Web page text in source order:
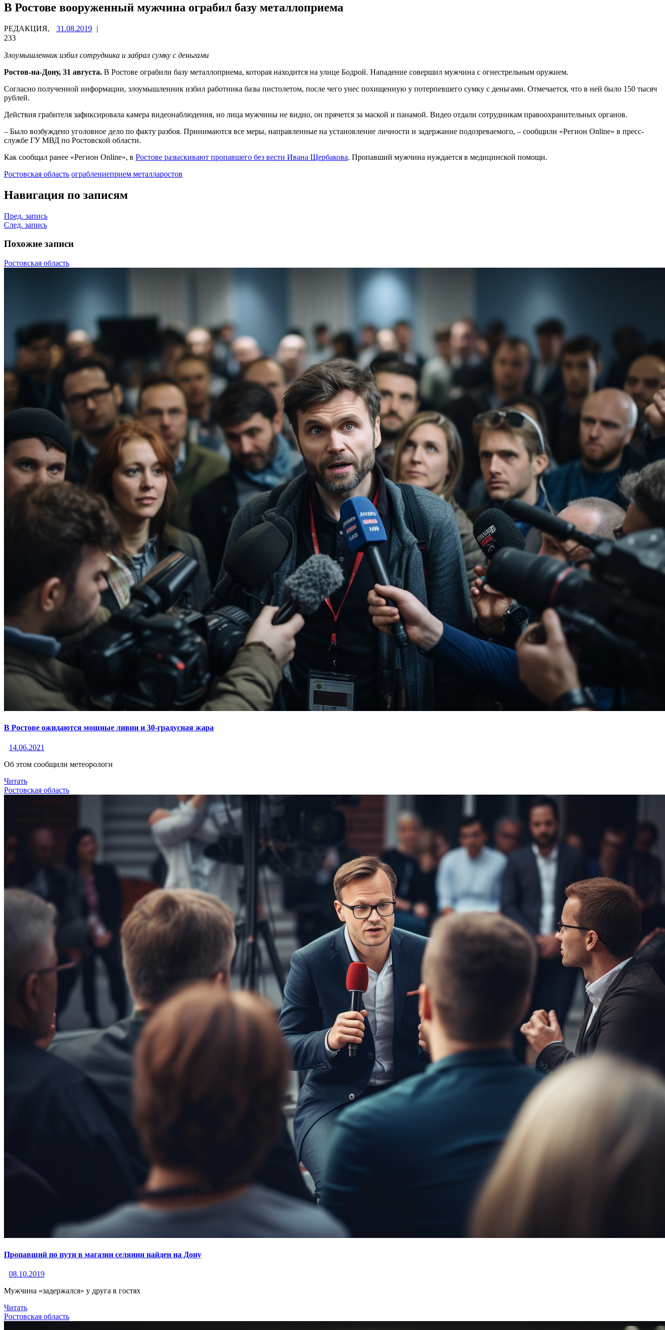
В Ростове вооруженный мужчина ограбил базу металлоприема
РЕДАКЦИЯ, 31.08.2019 |
233
Злоумышленник избил сотрудника и забрал сумку с деньгами
Ростов-на-Дону, 31 августа. В Ростове ограбили базу металлоприема, которая находится на улице Бодрой. Нападение совершил мужчина с огнестрельным оружием.
Согласно полученной информации, злоумышленник избил работника базы пистолетом, после чего унес похищенную у потерпевшего сумку с деньгами. Отмечается, что в ней было 150 тысяч
рублей.
Действия грабителя зафиксировала камера видеонаблюдения, но лица мужчины не видно, он прячется за маской и панамой. Видео отдали сотрудникам правоохранительных органов.
– Было возбуждено уголовное дело по факту разбоя. Принимаются все меры, направленные на установление личности и задержание подозреваемого, – сообщили «Регион Online» в пресс-
службе ГУ МВД по Ростовской области.
Как сообщал ранее «Регион Online», в Ростове разыскивают пропавшего без вести Ивана Щербакова. Пропавший мужчина нуждается в медицинской помощи.
Ростовская область ограблениеприем металларостов
Навигация по записям
Пред. запись
След. запись
Похожие записи
Ростовская область
В Ростове ожидаются мощные ливни и 30-градусная жара
14.06.2021
Об этом сообщили метеорологи
Читать
Ростовская область
Пропавший по пути в магазин селянин найден на Дону
08.10.2019
Мужчина «задержался» у друга в гостях
Читать
Ростовская область